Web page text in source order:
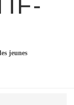
jeunes